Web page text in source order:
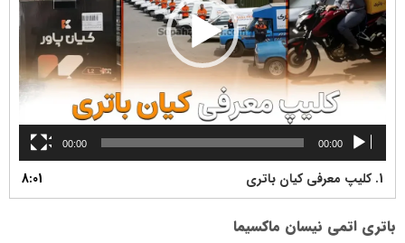
00:00
00:00
1. کلیپ معرفی کیان باتری 8:01
باتری اتمی نیسان ماکسیما